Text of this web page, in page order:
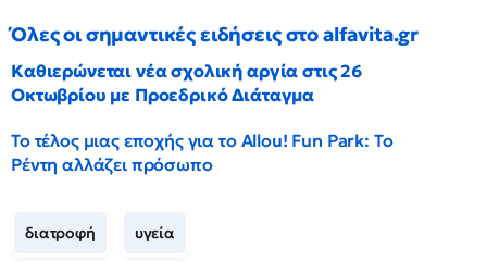
Όλες οι σημαντικές ειδήσεις στο alfavita.gr
Καθιερώνεται νέα σχολική αργία στις 26
Οκτωβρίου με Προεδρικό Διάταγμα
Το τέλος μιας εποχής για το Allou! Fun Park: Το
Ρέντη αλλάζει πρόσωπο
διατροφή υγεία